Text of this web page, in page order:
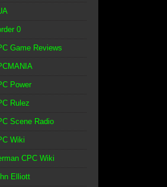
0
Game Reviews
Power
Rulez
Scene Radio
Wiki
CPC Wiki
Elliott